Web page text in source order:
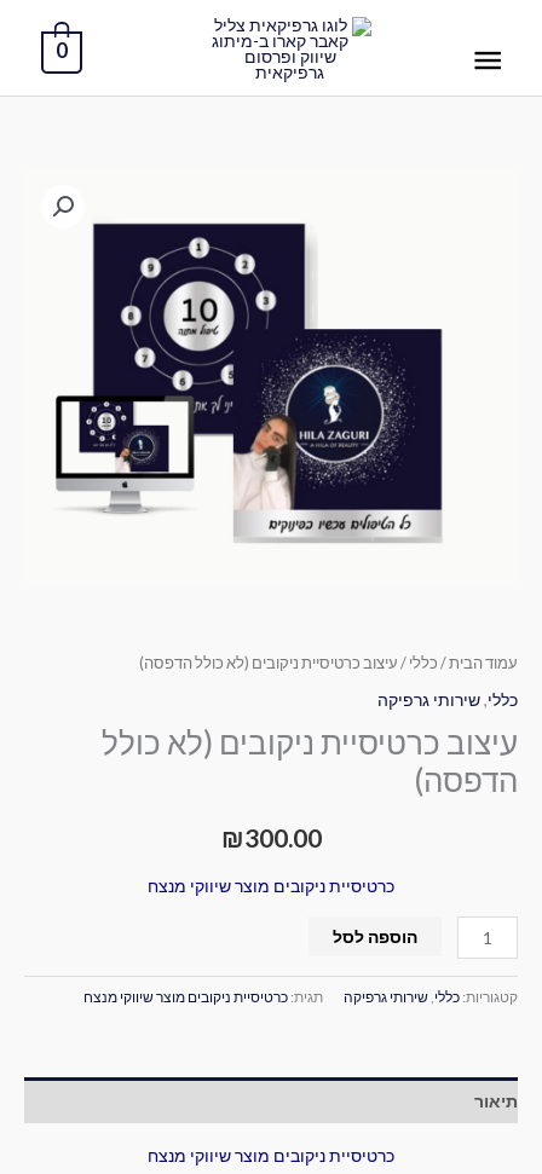
ראשי
0
עמוד הבית/ כללי / עיצוב כרטיסיית ניקובים (לא כולל הדפסה)
כללי,שירותי גרפיקה
עיצוב כרטיסיית ניקובים (לא כולל
הדפסה)
₪300.00
כרטיסיית ניקובים מוצר שיווקי מנצח
הוספה לסל
קטגוריות: כללי שירותי גרפיקה תגית: כרטיסיית ניקובים מוצר שיווקי מנצח
תיאור
כרטיסיית ניקובים מוצר שיווקי מנצח